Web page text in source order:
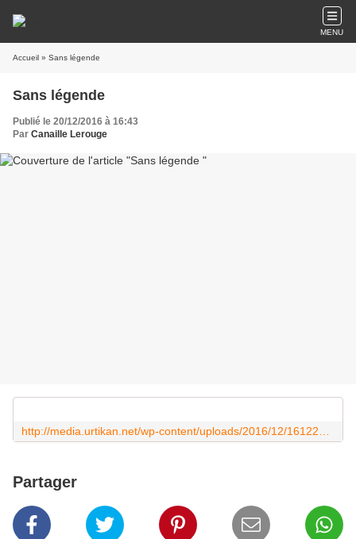
MENU
Accueil » Sans légende
Sans légende
Publié le 20/12/2016 à 16:43
Par Canaille Lerouge
Partager